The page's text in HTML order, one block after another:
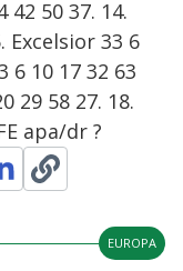
42 50 37. 14.
Excelsior 33 6
6 10 17 32 63
29 58 27. 18.
apa/dr ?
EUROPA